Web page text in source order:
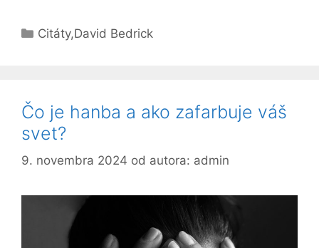
Kategórie
Citáty,David Bedrick
Čo je hanba a ako zafarbuje váš
svet?
9. novembra 2024 od autora: admin